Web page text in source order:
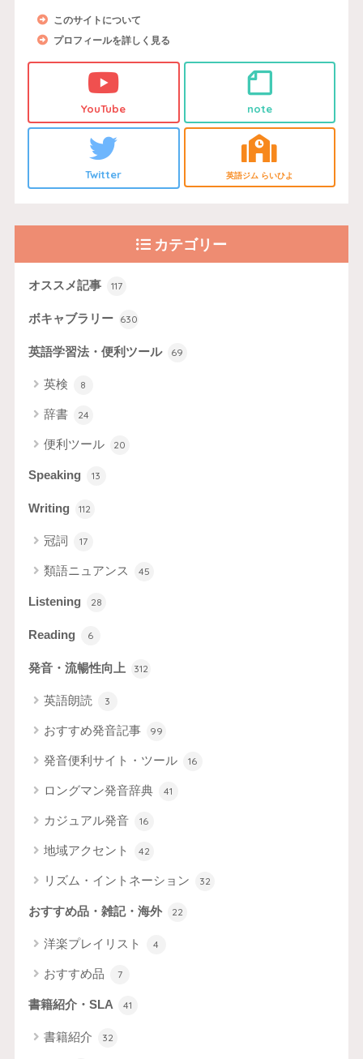
このサイトについて
プロフィールを詳しく見る
YouTube note
Twitter 英語ジム らいひよ
カテゴリー
オススメ記事 117
ボキャブラリー 630
英語学習法・便利ツール 69
英検 8
辞書 24
便利ツール 20
Speaking 13
Writing 112
冠詞 17
類語ニュアンス 45
Listening 28
Reading 6
発音・流暢性向上 312
英語朗読 3
おすすめ発音記事 99
発音便利サイト・ツール 16
ロングマン発音辞典 41
カジュアル発音 16
地域アクセント 42
リズム・イントネーション 32
おすすめ品・雑記・海外 22
洋楽プレイリスト 4
おすすめ品 7
書籍紹介・SLA 41
書籍紹介 32